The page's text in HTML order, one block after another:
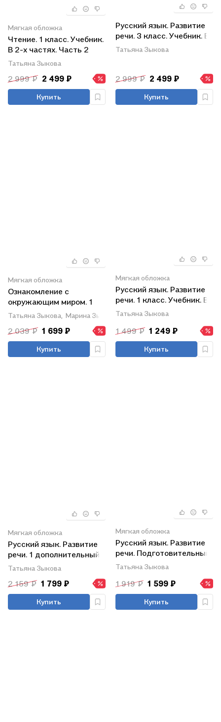
Мягкая обложка
Чтение. 1 класс. Учебник.
В 2-х частях. Часть 2
(для глухих
Татьяна Зыкова
2 999 ₽ 2 499 ₽
Купить
Русский язык. Развитие
речи. 3 класс. Учебник. В
2-х частях. Часть 1 (для
Татьяна Зыкова
2 999 ₽ 2 499 ₽
Купить
Мягкая обложка
Ознакомление с
окружающим миром. 1
класс. Учебник (для
глухих и слабослышащих
обучающихся)
Татьяна Зыкова, Марина Зыкова
2 039 ₽ 1 699 ₽
Купить
Мягкая обложка
Русский язык. Развитие
речи. 1 класс. Учебник. В
2-х частях. Часть 1 (для
Татьяна Зыкова
1 499 ₽ 1 249 ₽
Купить
Мягкая обложка
Русский язык. Развитие
речи. 1 дополнительный
класс. Учебник (для
ФГОС ОВЗ
Татьяна Зыкова
2 159 ₽ 1 799 ₽
Купить
Мягкая обложка
Русский язык. Развитие
речи. Подготовительный
и 1 классы. Учебник (для
Татьяна Зыкова
1 919 ₽ 1 599 ₽
Купить